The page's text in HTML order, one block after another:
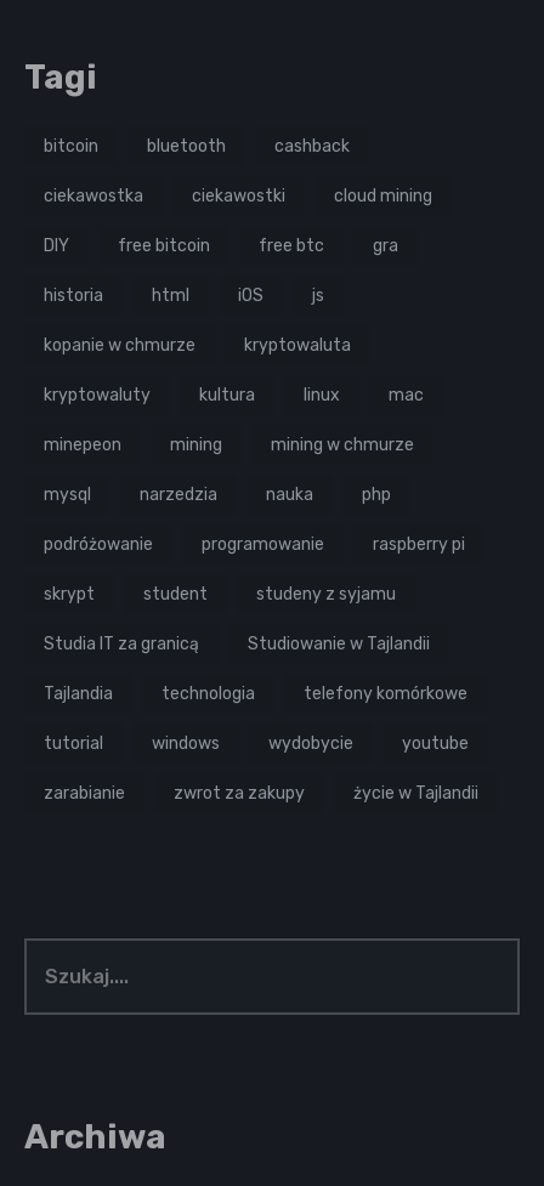
Tagi
bitcoin bluetooth cashback
ciekawostka ciekawostki cloud mining
DIY free bitcoin free btc gra
historia html iOS js
kopanie w chmurze kryptowaluta
kryptowaluty kultura linux mac
minepeon mining mining w chmurze
mysql narzedzia nauka php
podróżowanie programowanie raspberry pi
skrypt student studeny z syjamu
Studia IT za granicą Studiowanie w Tajlandii
Tajlandia technologia telefony komórkowe
tutorial windows wydobycie youtube
zarabianie zwrot za zakupy życie w Tajlandii
Archiwa